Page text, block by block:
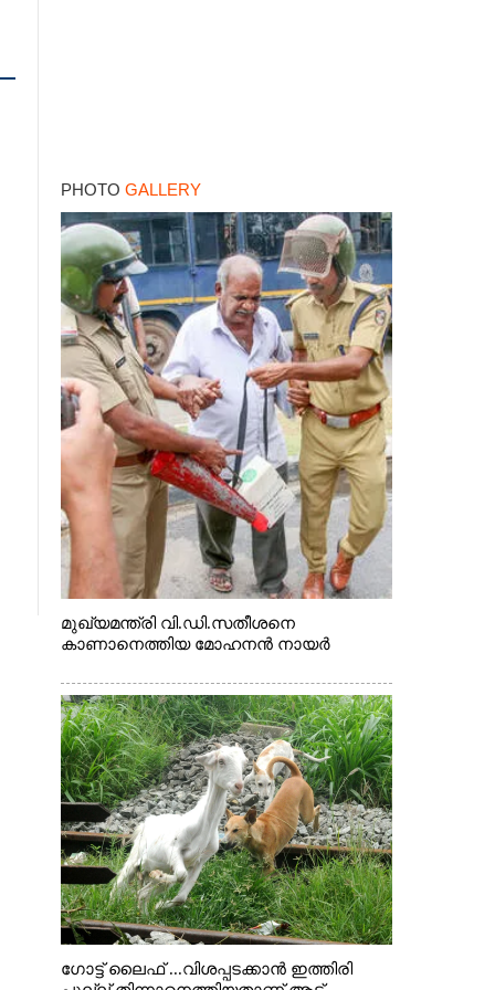
PHOTO GALLERY
മുഖ്യമന്ത്രി വി.ഡി.സതീശനെ
കാണാനെത്തിയ മോഹനൻ നായർ
ഗോട്ട് ലൈഫ് ...വിശപ്പടക്കാൻ ഇത്തിരി